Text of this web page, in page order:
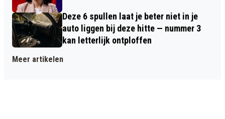
Deze 6 spullen laat je beter niet in je
auto liggen bij deze hitte — nummer 3
kan letterlijk ontploffen
Meer artikelen